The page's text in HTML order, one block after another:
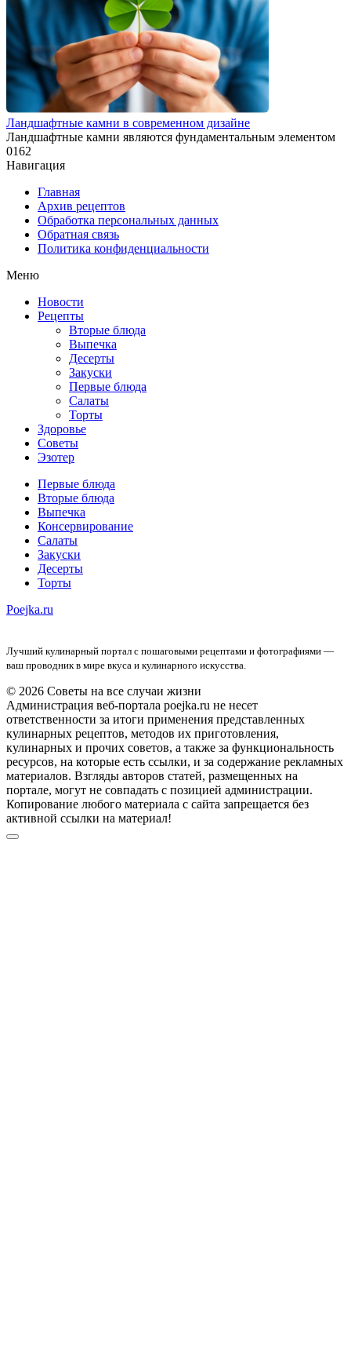
Ландшафтные камни в современном дизайне
Ландшафтные камни являются фундаментальным элементом
0162
Навигация
Главная
Архив рецептов
Обработка персональных данных
Обратная связь
Политика конфиденциальности
Меню
Новости
Рецепты
Вторые блюда
Выпечка
Десерты
Закуски
Первые блюда
Салаты
Торты
Здоровье
Советы
Эзотер
Первые блюда
Вторые блюда
Выпечка
Консервирование
Салаты
Закуски
Десерты
Торты
Poejka.ru
Лучший кулинарный портал с пошаговыми рецептами и фотографиями —
ваш проводник в мире вкуса и кулинарного искусства.
© 2026 Советы на все случаи жизни
Администрация веб-портала poejka.ru не несет
ответственности за итоги применения представленных
кулинарных рецептов, методов их приготовления,
кулинарных и прочих советов, а также за функциональность
ресурсов, на которые есть ссылки, и за содержание рекламных
материалов. Взгляды авторов статей, размещенных на
портале, могут не совпадать с позицией администрации.
Копирование любого материала с сайта запрещается без
активной ссылки на материал!